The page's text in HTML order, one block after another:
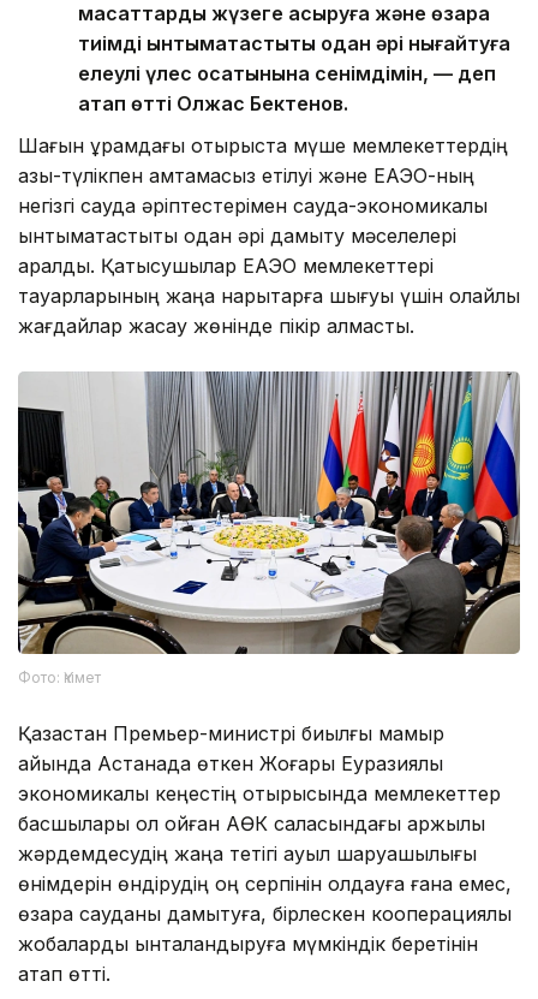
мақсаттарды жүзеге асыруға және өзара
тиімді ынтымақтастықты одан әрі нығайтуға
елеулі үлес қосатынына сенімдімін, — деп
атап өтті Олжас Бектенов.
Шағын құрамдағы отырыста мүше мемлекеттердің
азық-түлікпен қамтамасыз етілуі және ЕАЭО-ның
негізгі сауда әріптестерімен сауда-экономикалық
ынтымақтастықты одан әрі дамыту мәселелері
қаралды. Қатысушылар ЕАЭО мемлекеттері
тауарларының жаңа нарықтарға шығуы үшін қолайлы
жағдайлар жасау жөнінде пікір алмасты.
Фото: Үкімет
Қазақстан Премьер-министрі биылғы мамыр
айында Астанада өткен Жоғары Еуразиялық
экономикалық кеңестің отырысында мемлекеттер
басшылары қол қойған АӨК саласындағы қаржылық
жәрдемдесудің жаңа тетігі ауыл шаруашылығы
өнімдерін өндірудің оң серпінін қолдауға ғана емес,
өзара сауданы дамытуға, бірлескен кооперациялық
жобаларды ынталандыруға мүмкіндік беретінін
атап өтті.